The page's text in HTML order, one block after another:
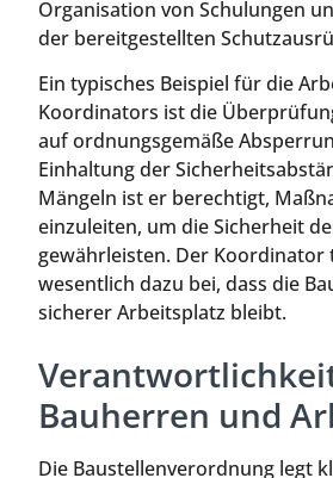
Organisation von Schulungen
der bereitgestellten
Ein typisches Beispiel für die
Koordinators ist die
auf ordnungsgemäße
Einhaltung der
Mängeln ist er berechtigt,
einzuleiten, um die Sicherheit
gewährleisten. Der Koordinator
wesentlich dazu bei, dass die
sicherer Arbeitsplatz bleibt.
Bauherren und
Die Baustellenverordnung legt